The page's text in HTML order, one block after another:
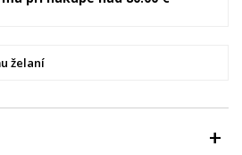
želaní